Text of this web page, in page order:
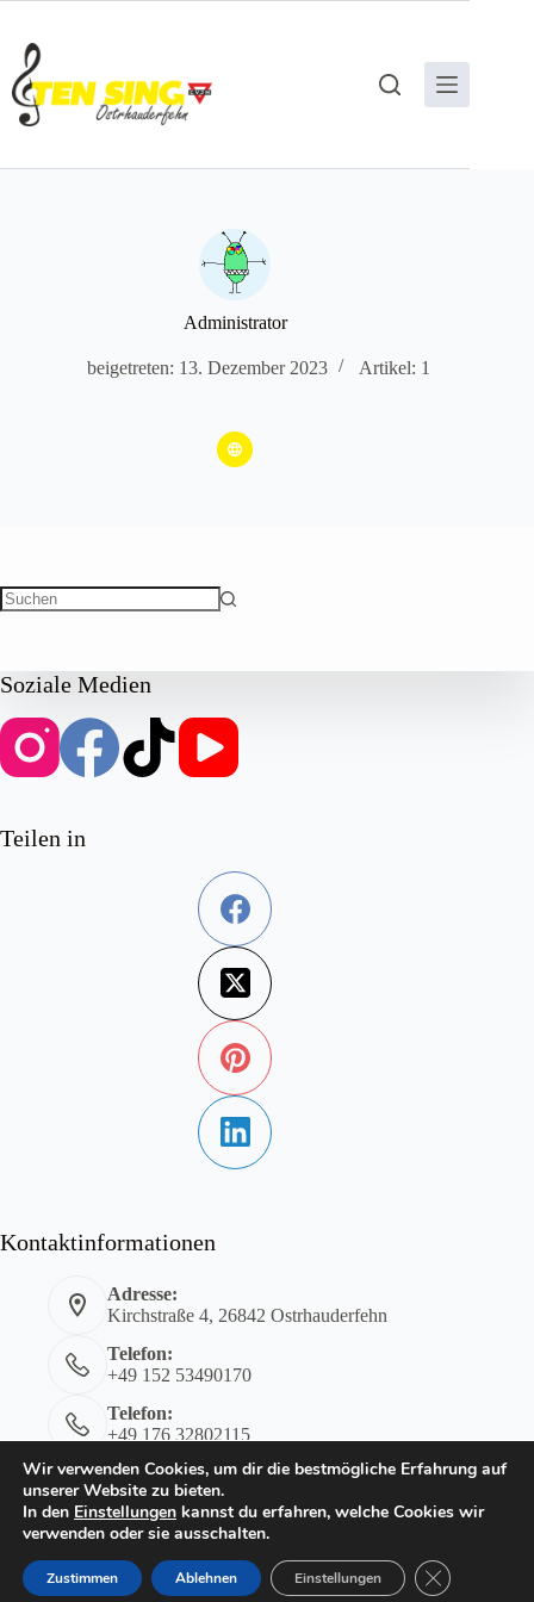
springen
Administrator
beigetreten: 13. Dezember 2023 Artikel: 1
Soziale Medien
Teilen in
Kontaktinformationen
Adresse:
Kirchstraße 4, 26842 Ostrhauderfehn
Telefon:
+49 152 53490170
Telefon:
+49 176 32802115
E-Mail:
kontakt@tensing-ostrhauderfehn.de
Impressum
Datenschutzerklärung
Wir verwenden Cookies, um dir die bestmögliche Erfahrung auf
unserer Website zu bieten.
In den Einstellungen kannst du erfahren, welche Cookies wir
verwenden oder sie ausschalten.
Zustimmen Ablehnen Einstellungen GDPR